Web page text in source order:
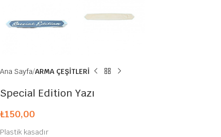
Ana Sayfa ARMA ÇEŞİTLERİ
Special Edition Yazı
₺150,00
Plastik kasadır